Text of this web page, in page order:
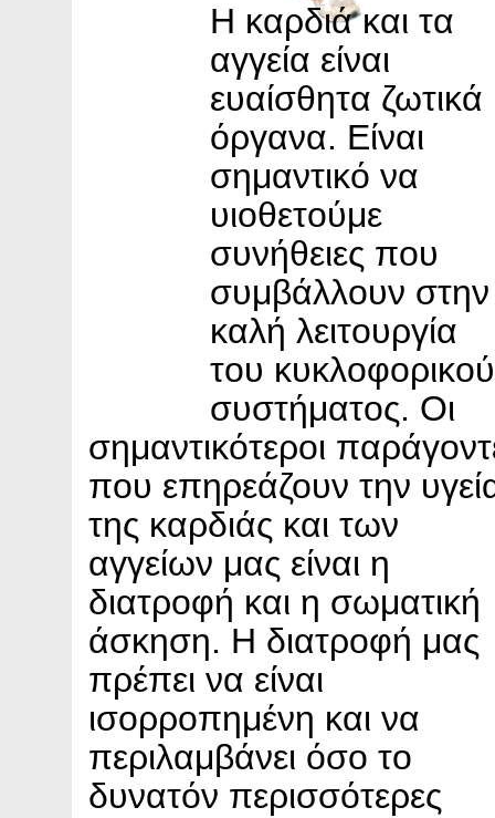
Η καρδιά και τα
αγγεία είναι
ευαίσθητα ζωτικά
όργανα. Είναι
σημαντικό να
υιοθετούμε
συνήθειες που
συμβάλλουν στην
καλή λειτουργία
του κυκλοφορικού
συστήματος. Οι
σημαντικότεροι
που επηρεάζουν την
της καρδιάς και των
αγγείων μας είναι η
διατροφή και η σωματική
άσκηση. Η διατροφή μας
πρέπει να είναι
ισορροπημένη και να
περιλαμβάνει όσο το
δυνατόν περισσότερες